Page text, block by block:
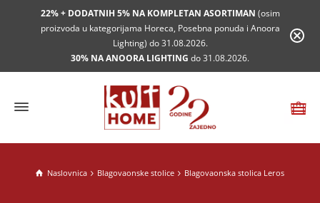
22% + DODATNIH 5% NA KOMPLETAN ASORTIMAN (osim
proizvoda u kategorijama Horeca, Posebna ponuda i Anoora
Lighting) do 31.08.2026.
30% NA ANOORA LIGHTING do 31.08.2026.
Naslovnica Blagovaonske stolice Blagovaonska stolica Leros